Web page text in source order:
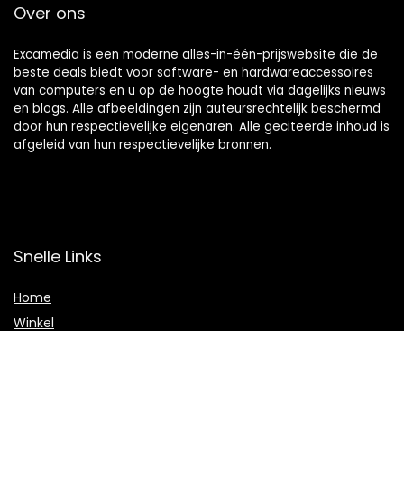
Over ons
Excamedia is een moderne alles-in-één-prijswebsite die de
beste deals biedt voor software- en hardwareaccessoires
van computers en u op de hoogte houdt via dagelijks nieuws
en blogs. Alle afbeeldingen zijn auteursrechtelijk beschermd
door hun respectievelijke eigenaren. Alle geciteerde inhoud is
afgeleid van hun respectievelijke bronnen.
Snelle Links
Home
Winkel